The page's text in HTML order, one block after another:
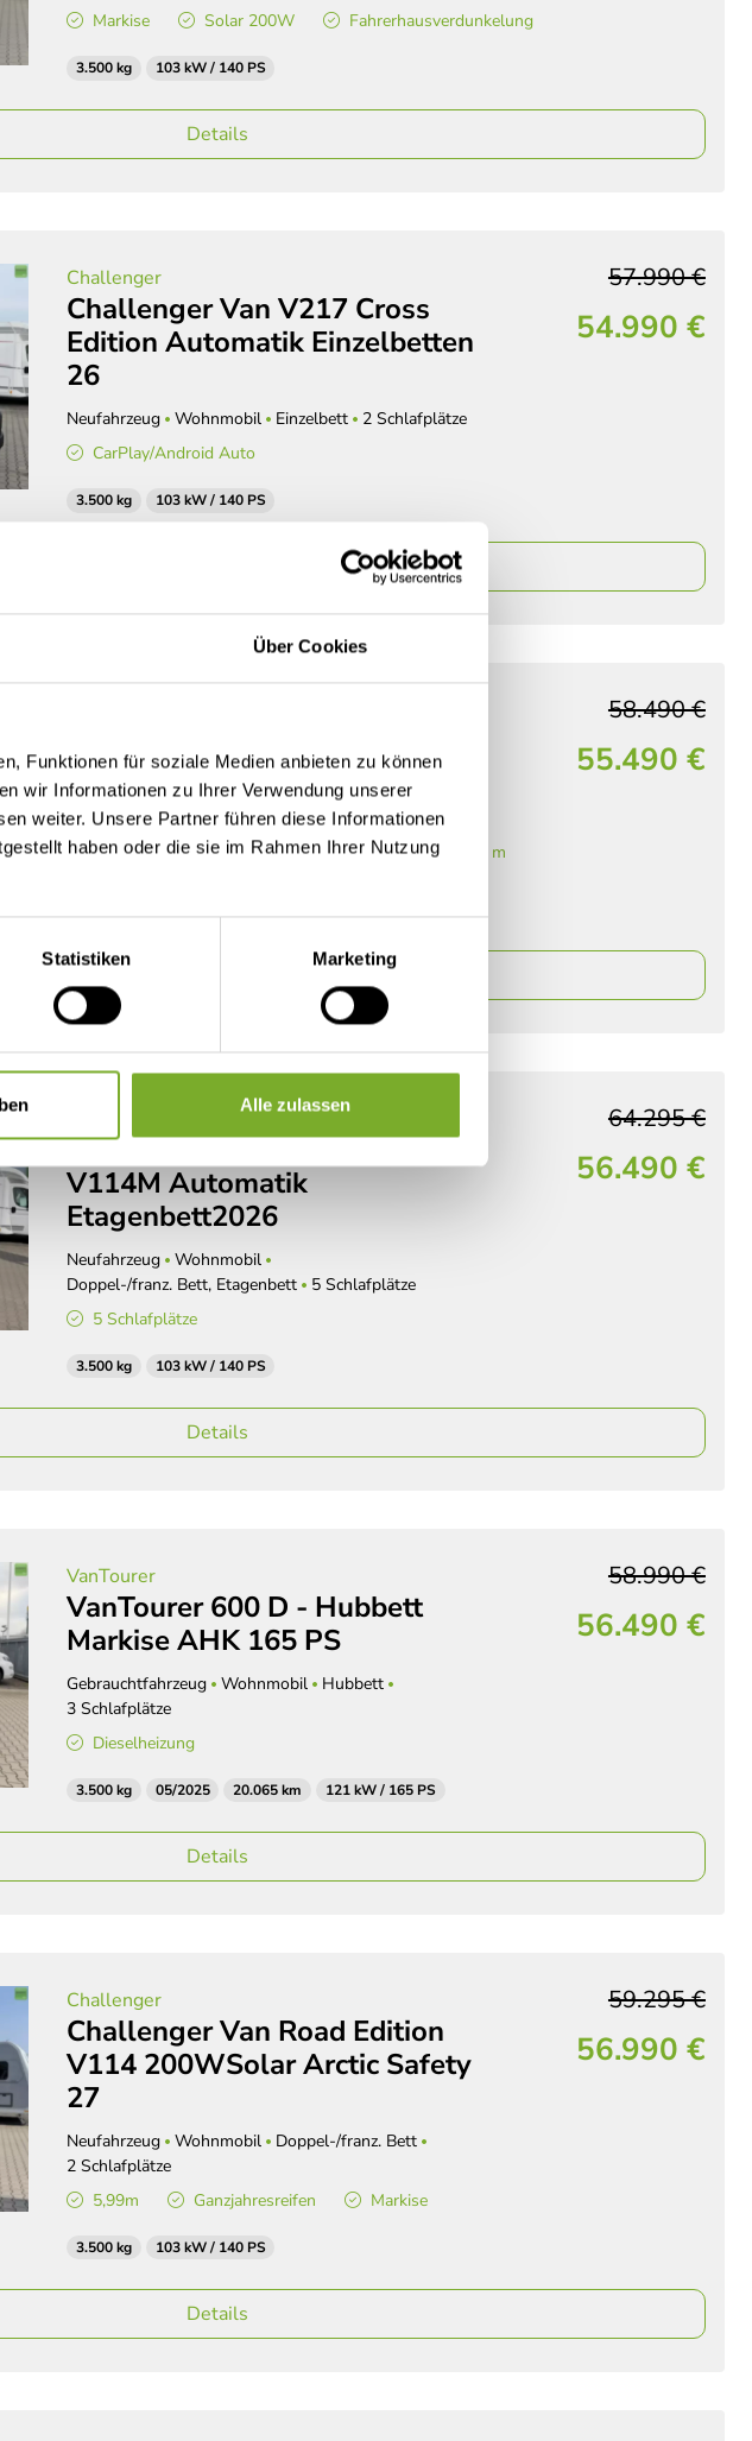
Über Cookies
Funktionen für soziale Medien anbieten zu können
wir Informationen zu Ihrer Verwendung unserer
weiter. Unsere Partner führen diese Informationen
haben oder die sie im Rahmen Ihrer Nutzung
Statistiken Marketing
Alle zulassen
Markise Solar 200W Fahrerhausverdunkelung
3.500 kg 103 kW / 140 PS
Details
Challenger
Challenger Van V217 Cross
Edition Automatik Einzelbetten
26
Neufahrzeug Wohnmobil Einzelbett 2 Schlafplätze
54.990 €
57.990 €
CarPlay/Android Auto
3.500 kg 103 kW / 140 PS
Edition Automatik Markise
Neufahrzeug Wohnmobil Einzelbett 2 Schlafplätze
55.490 €
58.490 €
CarPlay/Android Auto Einzelbetten 6,36 m
Challenger Van Break Edition
V114M Automatik
Etagenbett2026
Neufahrzeug
Wohnmobil
Doppel-/franz. Bett, Etagenbett
5 Schlafplätze
56.490 €
64.295 €
5 Schlafplätze
3.500 kg 103 kW / 140 PS
Details
VanTourer
VanTourer 600 D - Hubbett
Markise AHK 165 PS
Gebrauchtfahrzeug Wohnmobil
Hubbett
3 Schlafplätze
56.490 €
58.990 €
Dieselheizung
3.500 kg 05/2025 20.065 km 121 kW / 165 PS
Details
Challenger
Challenger Van Road Edition
V114 200WSolar Arctic Safety
27
Neufahrzeug Wohnmobil
Doppel-/franz. Bett
2 Schlafplätze
56.990 €
59.295 €
5,99m Ganzjahresreifen Markise
3.500 kg 103 kW / 140 PS
Details